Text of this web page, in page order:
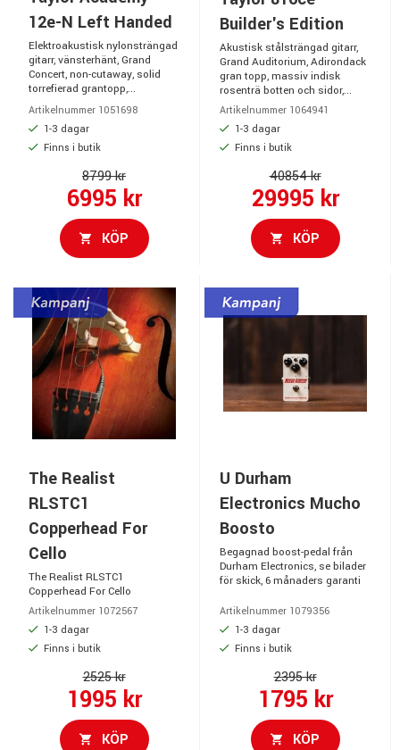
12e-N Left Handed
Elektroakustisk nylonsträngad
gitarr, vänsterhänt, Grand
Concert, non-cutaway, solid
torrefierad grantopp,...
Artikelnummer 1051698
1-3 dagar
Finns i butik
8799 kr
6995 kr
KÖP
Builder's Edition
Akustisk stålsträngad gitarr,
Grand Auditorium, Adirondack
gran topp, massiv indisk
rosenträ botten och sidor,...
Artikelnummer 1064941
1-3 dagar
Finns i butik
40854 kr
29995 kr
KÖP
The Realist
RLSTC1
Copperhead For
Cello
The Realist RLSTC1
Copperhead For Cello
Artikelnummer 1072567
1-3 dagar
Finns i butik
2525 kr
1995 kr
KÖP
U Durham
Electronics Mucho
Boosto
Begagnad boost-pedal från
Durham Electronics, se bilader
för skick, 6 månaders garanti
Artikelnummer 1079356
1-3 dagar
Finns i butik
2395 kr
1795 kr
KÖP